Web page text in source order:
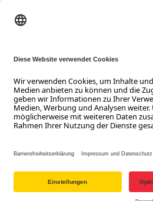
TRADITIONELLER
Startschuss lud die SLTG zum
Präsident Rupert
einen Vorgeschmack auf den
ganz seltenen Anlässen den
von Stiegl und Raiffeisen über